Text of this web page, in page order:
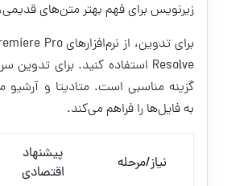
زیرنویس برای فهم بهتر متن‌های
گزینه مناسبی است. متادیتا و
به فایل‌ها را فراهم می‌کند.
نیاز/مرحله
پیشنهاد
اقتصادی